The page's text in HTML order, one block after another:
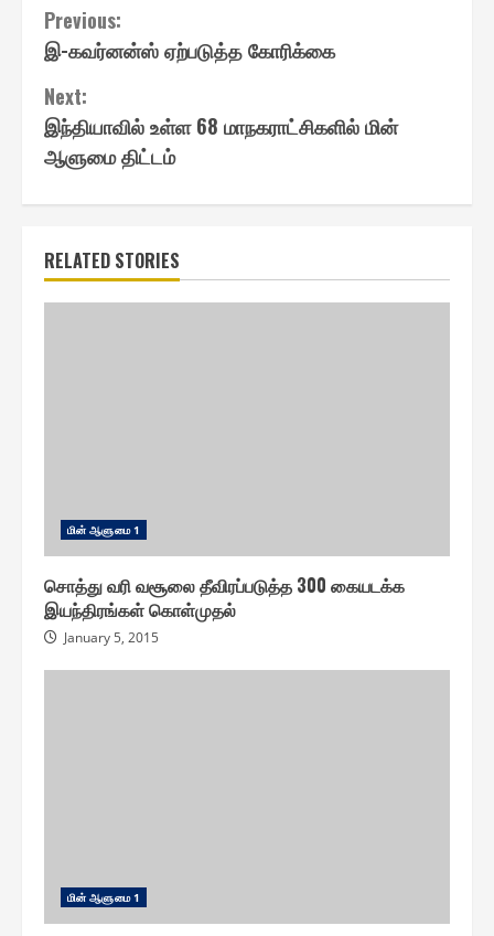
Continue
Reading
Previous:
இ-கவர்னன்ஸ் ஏற்படுத்த கோரிக்கை
Next:
இந்தியாவில் உள்ள 68 மாநகராட்சிகளில் மின்
ஆளுமை திட்டம்
RELATED STORIES
மின் ஆளுமை 1
சொத்து வரி வசூலை தீவிரப்படுத்த 300 கையடக்க
இயந்திரங்கள் கொள்முதல்
January 5, 2015
மின் ஆளுமை 1